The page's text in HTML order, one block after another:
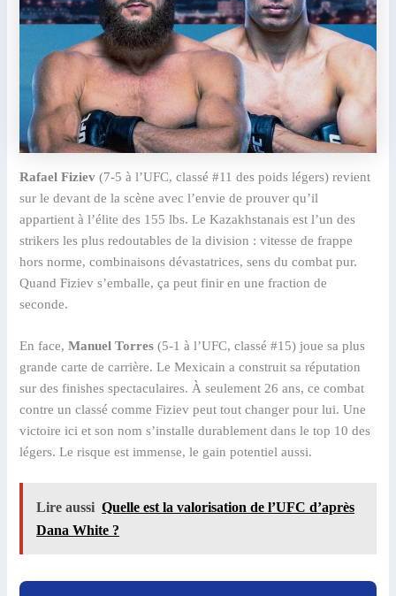
Rafael Fiziev (7-5 à l’UFC, classé #11 des poids légers) revient
sur le devant de la scène avec l’envie de prouver qu’il
appartient à l’élite des 155 lbs. Le Kazakhstanais est l’un des
strikers les plus redoutables de la division : vitesse de frappe
hors norme, combinaisons dévastatrices, sens du combat pur.
Quand Fiziev s’emballe, ça peut finir en une fraction de
seconde.
En face,Manuel Torres (5-1 à l’UFC, classé #15) joue sa plus
grande carte de carrière. Le Mexicain a construit sa réputation
sur des finishes spectaculaires. À seulement 26 ans, ce combat
contre un classé comme Fiziev peut tout changer pour lui. Une
victoire ici et son nom s’installe durablement dans le top 10 des
légers. Le risque est immense, le gain potentiel aussi.
Lire aussi Quelle est la valorisation de l’UFC d’après
Dana White ?